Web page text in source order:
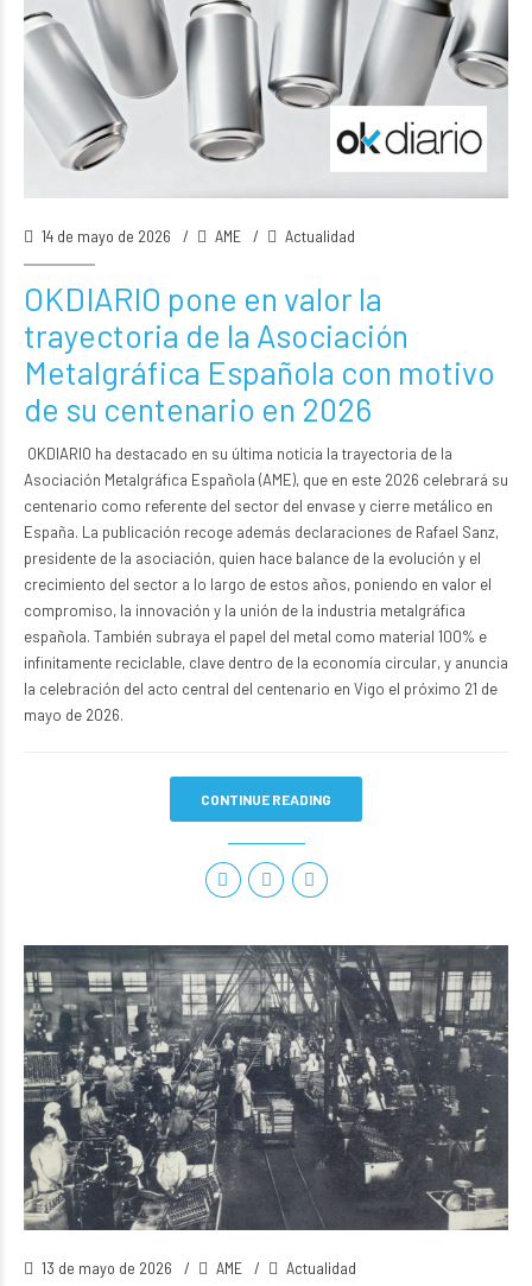
14 de mayo de 2026 AME Actualidad
OKDIARIO pone en valor la
trayectoria de la Asociación
Metalgráfica Española con motivo
de su centenario en 2026
OKDIARIO ha destacado en su última noticia la trayectoria de la
Asociación Metalgráfica Española (AME), que en este 2026 celebrará su
centenario como referente del sector del envase y cierre metálico en
España. La publicación recoge además declaraciones de Rafael Sanz,
presidente de la asociación, quien hace balance de la evolución y el
crecimiento del sector a lo largo de estos años, poniendo en valor el
compromiso, la innovación y la unión de la industria metalgráfica
española. También subraya el papel del metal como material 100% e
infinitamente reciclable, clave dentro de la economía circular, y anuncia
la celebración del acto central del centenario en Vigo el próximo 21 de
mayo de 2026.
CONTINUE READING
13 de mayo de 2026 AME Actualidad